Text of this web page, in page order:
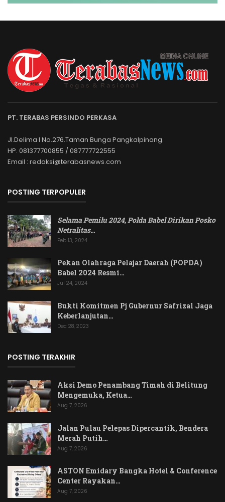
PT. TERABAS PERSINDO PERKASA
Jl.Delima I No.276.Taman Bunga Pangkalpinang.
HP. 081377700855 / 087777722555
Email : redaksi@terabasnews.com
POSTING TERPOPULER
Selama Pemilu 2024, Polda Babel Dirikan Posko
Netralitas…
Feb 13, 2024
Pekan Olahraga Pelajar Daerah (POPDA)
Babel 2024 Resmi…
Jul 24, 2024
Bukti Komitmen Pj Gubernur Safrizal Jaga
Keberlanjutan…
Dec 28, 2023
POSTING TERAKHIR
Aksi Demo Penambang Timah di Belitung
Mengemuka, Ketua…
Aug 7, 2026
Jalan Pulau Pelepas Dipercantik, Bendera
Merah Putih…
Aug 7, 2026
ASTON Emidary Bangka Hotel & Conference
Center Rayakan…
Aug 7, 2026